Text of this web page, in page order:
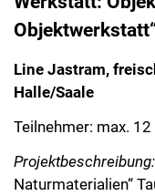
Line Jastram,
Halle/Saale
Teilnehmer: max.
Naturmaterialien“